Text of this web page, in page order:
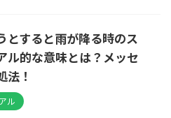
とすると雨が降る時のス
ル的な意味とは？メッセ
法！
ル